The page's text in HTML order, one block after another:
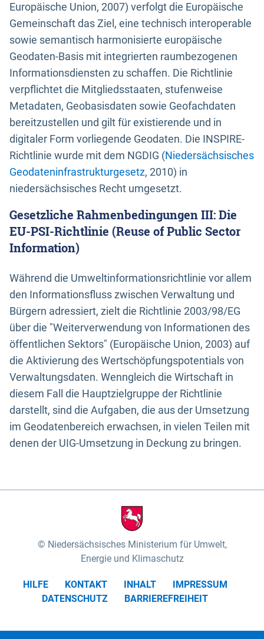
Europäische Union, 2007) verfolgt die Europäische
Gemeinschaft das Ziel, eine technisch interoperable
sowie semantisch harmonisierte europäische
Geodaten-Basis mit integrierten raumbezogenen
Informationsdiensten zu schaffen. Die Richtlinie
verpflichtet die Mitgliedsstaaten, stufenweise
Metadaten, Geobasisdaten sowie Geofachdaten
bereitzustellen und gilt für existierende und in
digitaler Form vorliegende Geodaten. Die INSPIRE-
Richtlinie wurde mit dem NGDIG (Niedersächsisches
Geodateninfrastrukturgesetz, 2010) in
niedersächsisches Recht umgesetzt.
Gesetzliche Rahmenbedingungen III: Die
EU-PSI-Richtlinie (Reuse of Public Sector
Information)
Während die Umweltinformationsrichtlinie vor allem
den Informationsfluss zwischen Verwaltung und
Bürgern adressiert, zielt die Richtlinie 2003/98/EG
über die "Weiterverwendung von Informationen des
öffentlichen Sektors" (Europäische Union, 2003) auf
die Aktivierung des Wertschöpfungspotentials von
Verwaltungsdaten. Wenngleich die Wirtschaft in
diesem Fall die Hauptzielgruppe der Richtlinie
darstellt, sind die Aufgaben, die aus der Umsetzung
im Geodatenbereich erwachsen, in vielen Teilen mit
denen der UIG-Umsetzung in Deckung zu bringen.
Niedersächsisches Ministerium für Umwelt,
Energie und Klimaschutz
HILFE KONTAKT INHALT
IMPRESSUM
DATENSCHUTZ
BARRIEREFREIHEIT